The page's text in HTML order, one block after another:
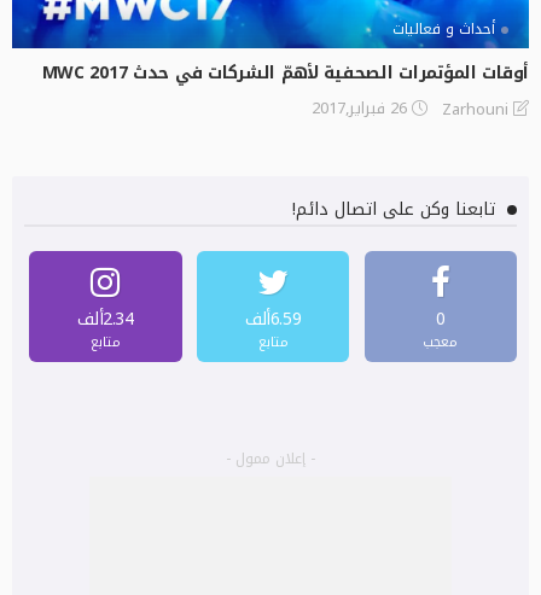
أحداث و فعاليات
أوقات المؤتمرات الصحفية لأهمّ الشركات في حدث MWC 2017
Zarhouni 26 فبراير,2017
تابعنا وكن على اتصال دائم!
0
معجب
6.59ألف
متابع
2.34ألف
متابع
- إعلان ممول -